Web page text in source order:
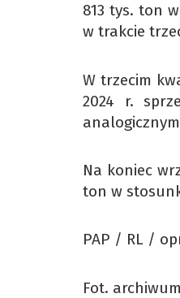
813 tys. ton
w trakcie
W trzecim
2024 r.
Na koniec
ton w
PAP / RL /
Fot. archiwum